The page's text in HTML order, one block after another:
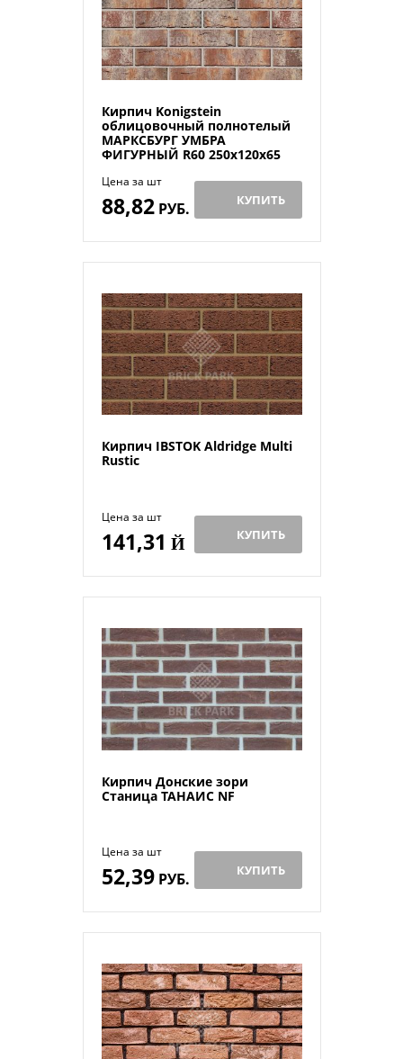
Кирпич Konigstein
облицовочный полнотелый
МАРКСБУРГ УМБРА
ФИГУРНЫЙ R60 250х120х65
Цена за шт
88,82РУБ. КУПИТЬ
Кирпич IBSTOK Aldridge Multi
Rustic
Цена за шт
141,31 Й КУПИТЬ
Кирпич Донские зори
Станица ТАНАИС NF
Цена за шт
52,39РУБ. КУПИТЬ